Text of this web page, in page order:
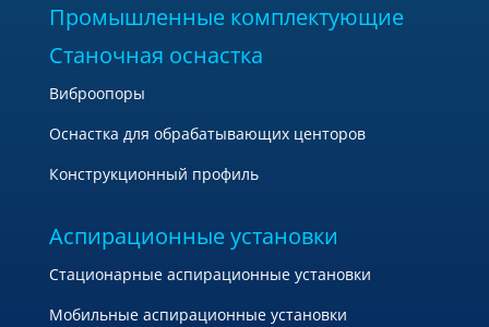
Промышленные комплектующие
Станочная оснастка
Виброопоры
Оснастка для обрабатывающих центоров
Конструкционный профиль
Аспирационные установки
Стационарные аспирационные установки
Мобильные аспирационные установки